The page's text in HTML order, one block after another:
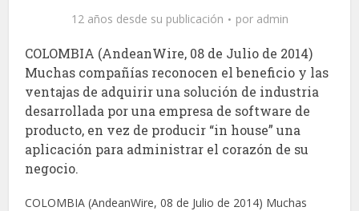
12 años desde su publicación por admin
COLOMBIA (AndeanWire, 08 de Julio de 2014)
Muchas compañías reconocen el beneficio y las
ventajas de adquirir una solución de industria
desarrollada por una empresa de software de
producto, en vez de producir “in house” una
aplicación para administrar el corazón de su
negocio.
COLOMBIA (AndeanWire, 08 de Julio de 2014) Muchas